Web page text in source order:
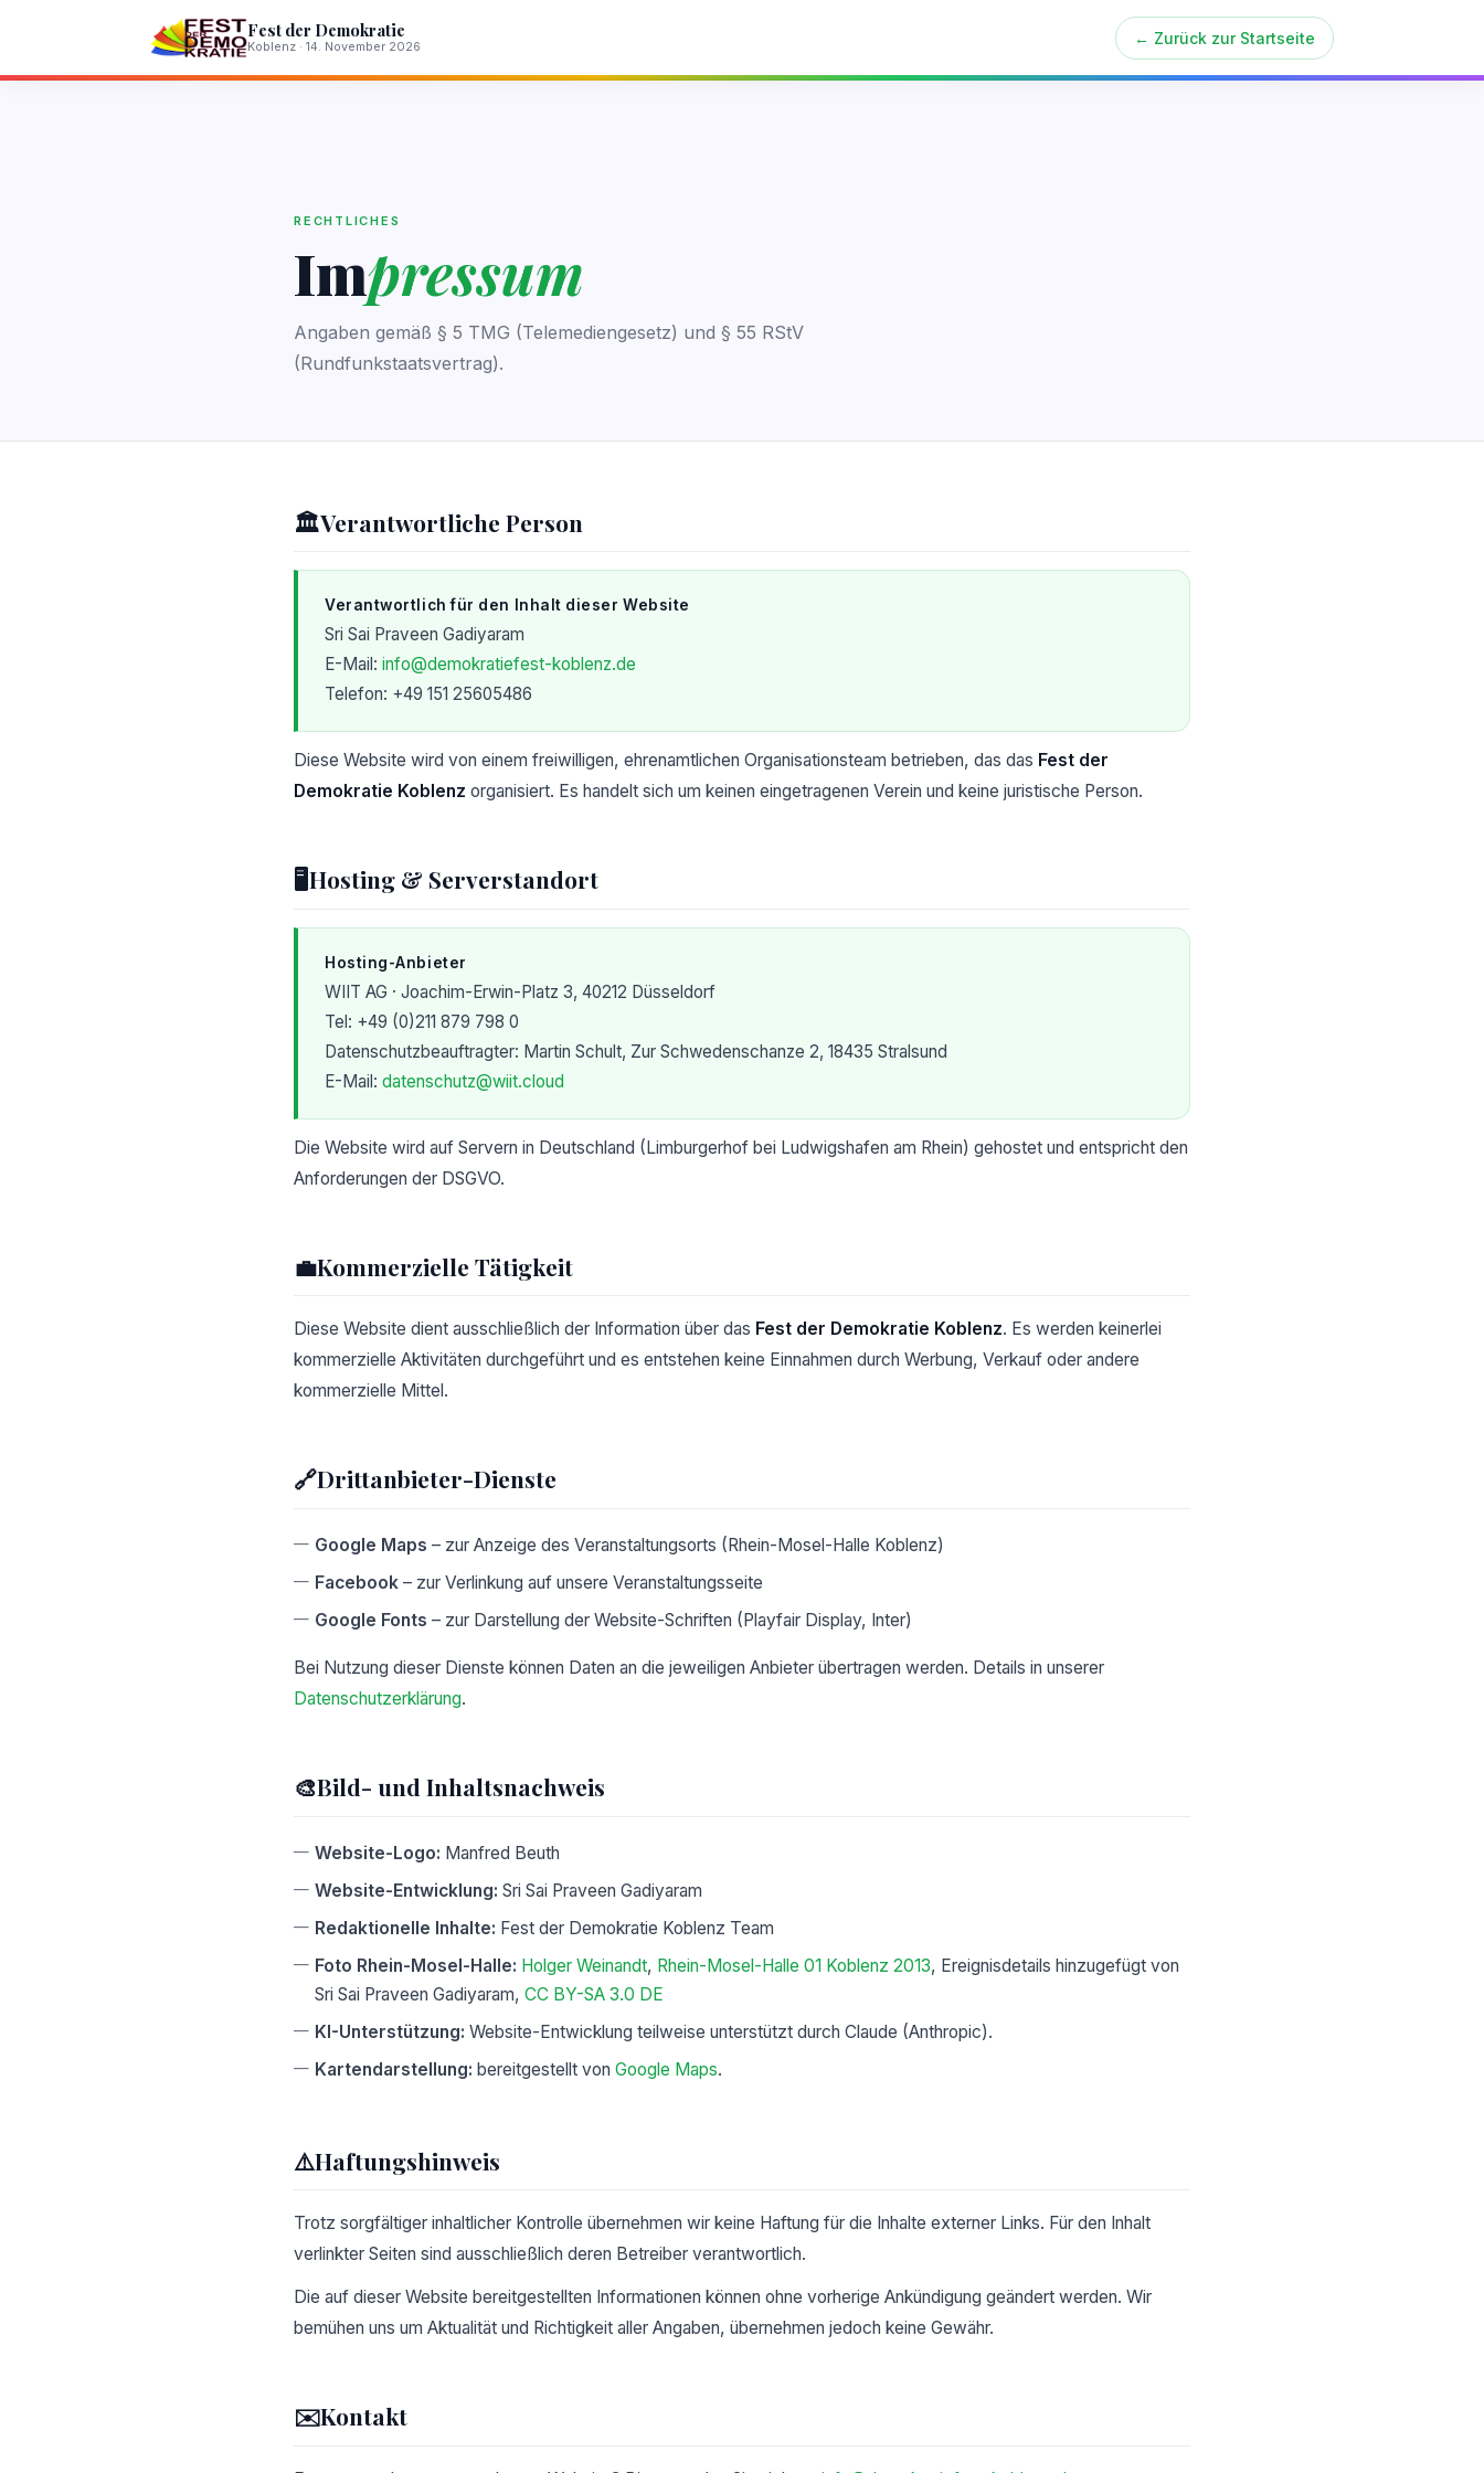
Fest der Demokratie
Koblenz · 14. November 2026 ← Zurück zur Startseite
RECHTLICHES
Impressum
Angaben gemäß § 5 TMG (Telemediengesetz) und § 55 RStV
(Rundfunkstaatsvertrag).
🏛️Verantwortliche Person
Verantwortlich für den Inhalt dieser Website
Sri Sai Praveen Gadiyaram
E-Mail: info@demokratiefest-koblenz.de
Telefon: +49 151 25605486
Diese Website wird von einem freiwilligen, ehrenamtlichen Organisationsteam betrieben, das das Fest der
Demokratie Koblenz organisiert. Es handelt sich um keinen eingetragenen Verein und keine juristische Person.
🖥️Hosting & Serverstandort
Hosting-Anbieter
WIIT AG · Joachim-Erwin-Platz 3, 40212 Düsseldorf
Tel: +49 (0)211 879 798 0
Datenschutzbeauftragter: Martin Schult, Zur Schwedenschanze 2, 18435 Stralsund
E-Mail: datenschutz@wiit.cloud
Die Website wird auf Servern in Deutschland (Limburgerhof bei Ludwigshafen am Rhein) gehostet und entspricht den
Anforderungen der DSGVO.
💼Kommerzielle Tätigkeit
Diese Website dient ausschließlich der Information über das Fest der Demokratie Koblenz. Es werden keinerlei
kommerzielle Aktivitäten durchgeführt und es entstehen keine Einnahmen durch Werbung, Verkauf oder andere
kommerzielle Mittel.
🔗Drittanbieter-Dienste
Google Maps – zur Anzeige des Veranstaltungsorts (Rhein-Mosel-Halle Koblenz)
Facebook – zur Verlinkung auf unsere Veranstaltungsseite
Google Fonts – zur Darstellung der Website-Schriften (Playfair Display, Inter)
Bei Nutzung dieser Dienste können Daten an die jeweiligen Anbieter übertragen werden. Details in unserer
Datenschutzerklärung.
🎨Bild- und Inhaltsnachweis
Website-Logo: Manfred Beuth
Website-Entwicklung: Sri Sai Praveen Gadiyaram
Redaktionelle Inhalte: Fest der Demokratie Koblenz Team
Foto Rhein-Mosel-Halle: Holger Weinandt, Rhein-Mosel-Halle 01 Koblenz 2013, Ereignisdetails hinzugefügt von
Sri Sai Praveen Gadiyaram,CC BY-SA 3.0 DE
KI-Unterstützung: Website-Entwicklung teilweise unterstützt durch Claude (Anthropic).
Kartendarstellung: bereitgestellt vonGoogle Maps.
⚠️Haftungshinweis
Trotz sorgfältiger inhaltlicher Kontrolle übernehmen wir keine Haftung für die Inhalte externer Links. Für den Inhalt
verlinkter Seiten sind ausschließlich deren Betreiber verantwortlich.
Die auf dieser Website bereitgestellten Informationen können ohne vorherige Ankündigung geändert werden. Wir
bemühen uns um Aktualität und Richtigkeit aller Angaben, übernehmen jedoch keine Gewähr.
✉️Kontakt